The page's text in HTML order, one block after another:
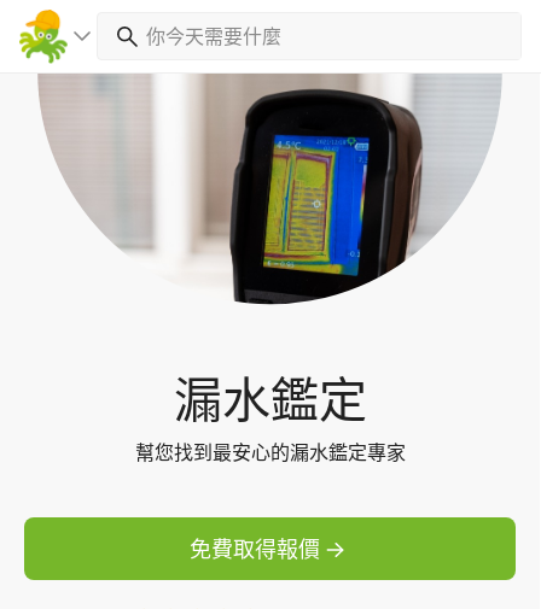
漏水鑑定
幫您找到最安心的漏水鑑定專家
免費取得報價